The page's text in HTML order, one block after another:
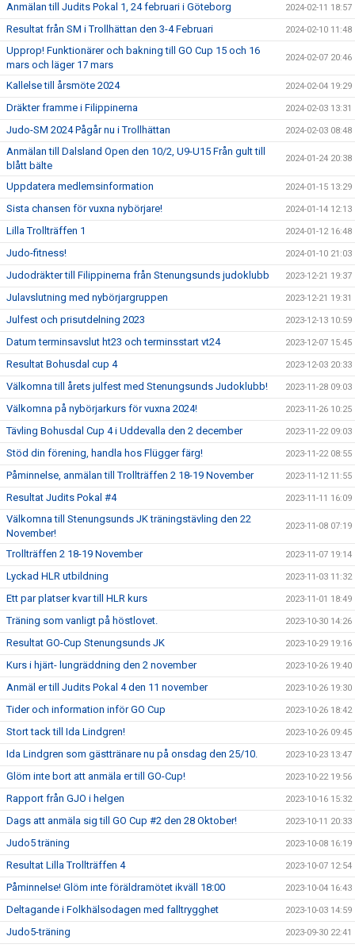
Anmälan till Judits Pokal 1, 24 februari i Göteborg 2024-02-11 18:57
Resultat från SM i Trollhättan den 3-4 Februari 2024-02-10 11:48
Upprop! Funktionärer och bakning till GO Cup 15 och 16
mars och läger 17 mars
2024-02-07 20:46
Kallelse till årsmöte 2024 2024-02-04 19:29
Dräkter framme i Filippinerna 2024-02-03 13:31
Judo-SM 2024 Pågår nu i Trollhättan 2024-02-03 08:48
Anmälan till Dalsland Open den 10/2, U9-U15 Från gult till
blått bälte
2024-01-24 20:38
Uppdatera medlemsinformation 2024-01-15 13:29
Sista chansen för vuxna nybörjare! 2024-01-14 12:13
Lilla Trollträffen 1 2024-01-12 16:48
Judo-fitness! 2024-01-10 21:03
Judodräkter till Filippinerna från Stenungsunds judoklubb 2023-12-21 19:37
Julavslutning med nybörjargruppen 2023-12-21 19:31
Julfest och prisutdelning 2023 2023-12-13 10:59
Datum terminsavslut ht23 och terminsstart vt24 2023-12-07 15:45
Resultat Bohusdal cup 4 2023-12-03 20:33
Välkomna till årets julfest med Stenungsunds Judoklubb! 2023-11-28 09:03
Välkomna på nybörjarkurs för vuxna 2024! 2023-11-26 10:25
Tävling Bohusdal Cup 4 i Uddevalla den 2 december 2023-11-22 09:03
Stöd din förening, handla hos Flügger färg! 2023-11-22 08:55
Påminnelse, anmälan till Trollträffen 2 18-19 November 2023-11-12 11:55
Resultat Judits Pokal #4 2023-11-11 16:09
Välkomna till Stenungsunds JK träningstävling den 22
November!
2023-11-08 07:19
Trollträffen 2 18-19 November 2023-11-07 19:14
Lyckad HLR utbildning 2023-11-03 11:32
Ett par platser kvar till HLR kurs 2023-11-01 18:49
Träning som vanligt på höstlovet. 2023-10-30 14:26
Resultat GO-Cup Stenungsunds JK 2023-10-29 19:16
Kurs i hjärt- lungräddning den 2 november 2023-10-26 19:40
Anmäl er till Judits Pokal 4 den 11 november 2023-10-26 19:30
Tider och information inför GO Cup 2023-10-26 18:42
Stort tack till Ida Lindgren! 2023-10-26 09:45
Ida Lindgren som gästtränare nu på onsdag den 25/10. 2023-10-23 13:47
Glöm inte bort att anmäla er till GO-Cup! 2023-10-22 19:56
Rapport från GJO i helgen 2023-10-16 15:32
Dags att anmäla sig till GO Cup #2 den 28 Oktober! 2023-10-11 20:33
Judo5 träning 2023-10-08 16:19
Resultat Lilla Trollträffen 4 2023-10-07 12:54
Påminnelse! Glöm inte föräldramötet ikväll 18:00 2023-10-04 16:43
Deltagande i Folkhälsodagen med falltrygghet 2023-10-03 14:59
Judo5-träning 2023-09-30 22:41